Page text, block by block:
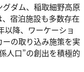
ダム、稲取細野高原
宿泊施設も多数存在
以降、ワーケーショ
の取り込み施策を実
人口”の創出を積極的